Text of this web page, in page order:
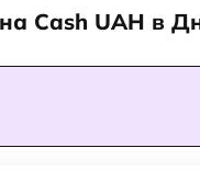
Cash UAH в